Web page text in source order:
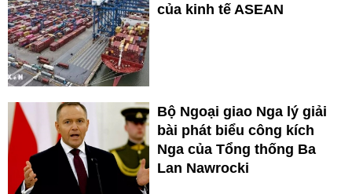
của kinh tế ASEAN
Bộ Ngoại giao Nga lý giải
bài phát biểu công kích
Nga của Tổng thống Ba
Lan Nawrocki